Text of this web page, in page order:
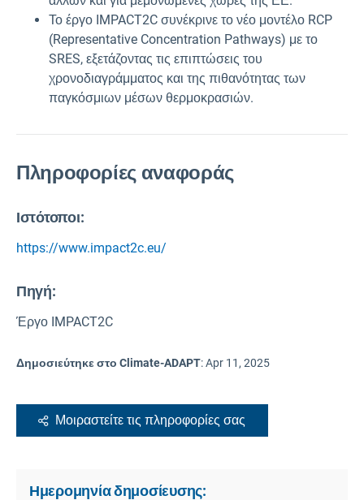
Το έργο IMPACT2C συνέκρινε το νέο μοντέλο RCP
(Representative Concentration Pathways) με το
SRES, εξετάζοντας τις επιπτώσεις του
χρονοδιαγράμματος και της πιθανότητας των
παγκόσμιων μέσων θερμοκρασιών.
Πληροφορίες αναφοράς
Ιστότοποι:
https://www.impact2c.eu/
Πηγή:
Έργο IMPACT2C
Δημοσιεύτηκε στο Climate-ADAPT:Apr 11, 2025
Μοιραστείτε τις πληροφορίες σας
Ημερομηνία δημοσίευσης: